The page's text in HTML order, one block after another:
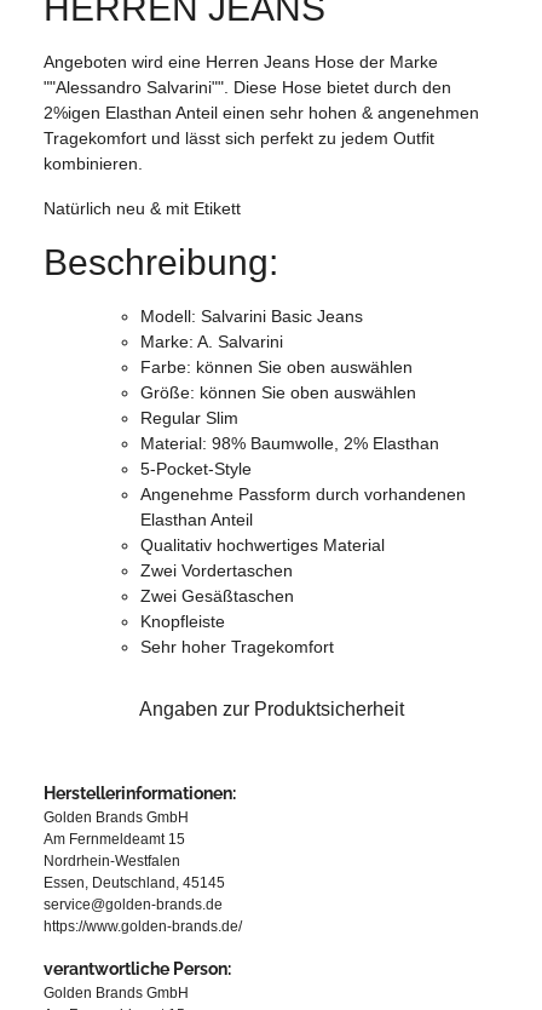
Angeboten wird eine Herren Jeans Hose der Marke
""Alessandro Salvarini"". Diese Hose bietet durch den
2%igen Elasthan Anteil einen sehr hohen & angenehmen
Tragekomfort und lässt sich perfekt zu jedem Outfit
kombinieren.
Natürlich neu & mit Etikett
Beschreibung:
Modell: Salvarini Basic Jeans
Marke: A. Salvarini
Farbe: können Sie oben auswählen
Größe: können Sie oben auswählen
Regular Slim
Material: 98% Baumwolle, 2% Elasthan
5-Pocket-Style
Angenehme Passform durch vorhandenen
Elasthan Anteil
Qualitativ hochwertiges Material
Zwei Vordertaschen
Zwei Gesäßtaschen
Knopfleiste
Sehr hoher Tragekomfort
Angaben zur Produktsicherheit
Herstellerinformationen:
Golden Brands GmbH
Am Fernmeldeamt 15
Nordrhein-Westfalen
Essen, Deutschland, 45145
service@golden-brands.de
https://www.golden-brands.de/
verantwortliche Person:
Golden Brands GmbH